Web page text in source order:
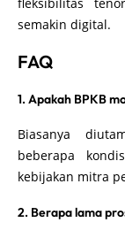
semakin digital.
FAQ
1. Apakah BPKB
Biasanya
beberapa
kebijakan mitra
2. Berapa lama